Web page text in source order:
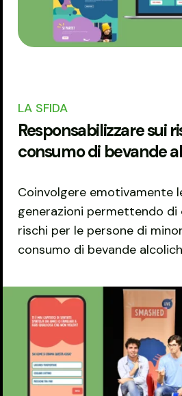
LA SFIDA
Responsabilizzare sui
consumo di bevande
Coinvolgere emotivamente
generazioni permettendo di
rischi per le persone di
consumo di bevande